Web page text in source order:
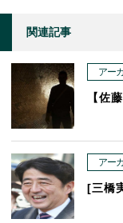
関連記事
アー
【佐
アー
[三橋